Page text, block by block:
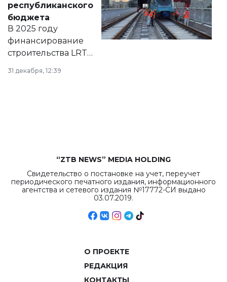
правовых актов и
на сайте маслихат
города.
республиканского
бюджета
В 2025 году
финансирование
строительства LRT
в Астане из
республиканского
31 декабря, 12:39
“ZTB NEWS” MEDIA HOLDING
Свидетельство о постановке на учет, переучет
периодического печатного издания, информационного
агентства и сетевого издания №17772-СИ выдано
03.07.2019.
О ПРОЕКТЕ
РЕДАКЦИЯ
КОНТАКТЫ